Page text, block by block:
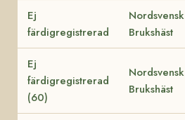
Ej
färdigregistrerad
Nordsvensk
Brukshäst
Ej
färdigregistrerad
(60)
Nordsvensk
Brukshäst